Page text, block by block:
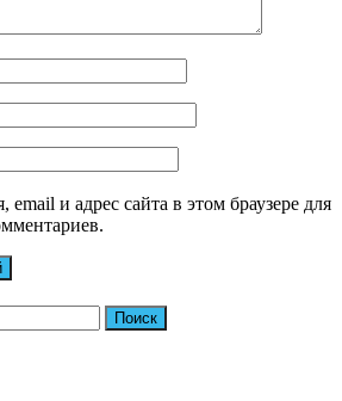
и адрес сайта в этом браузере для